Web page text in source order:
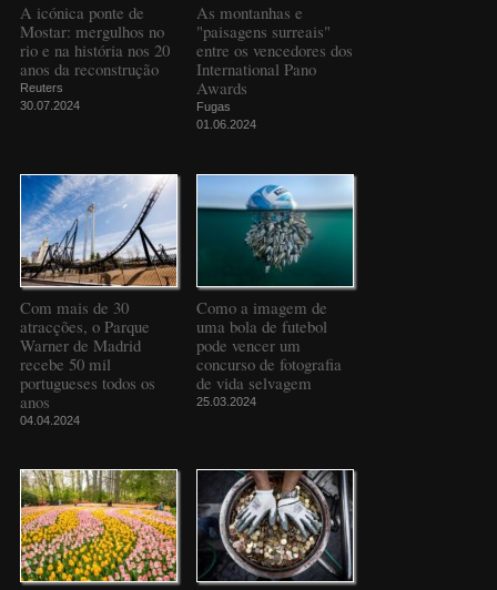
A icónica ponte de
Mostar: mergulhos no
rio e na história nos 20
anos da reconstrução
Reuters
30.07.2024
As montanhas e
"paisagens surreais"
entre os vencedores dos
International Pano
Awards
Fugas
01.06.2024
Com mais de 30
atracções, o Parque
Warner de Madrid
recebe 50 mil
portugueses todos os
anos
04.04.2024
Como a imagem de
uma bola de futebol
pode vencer um
concurso de fotografia
de vida selvagem
25.03.2024